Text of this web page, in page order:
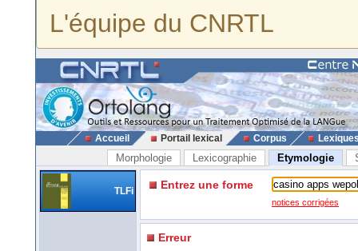
L'équipe du CNRTL
Accueil Portail lexical Corpus
Morphologie Lexicographie Etymologie
TLFi Entrez une forme
notices corrigées
Erreur